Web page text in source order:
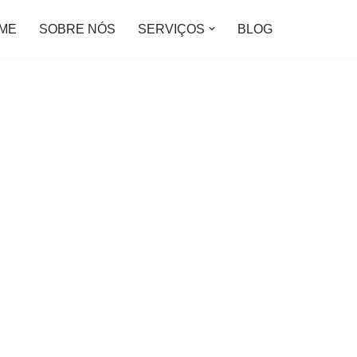
SOBRE NÓS SERVIÇOS BLOG